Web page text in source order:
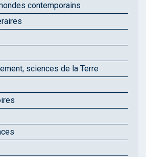
contemporains
sciences de la Terre